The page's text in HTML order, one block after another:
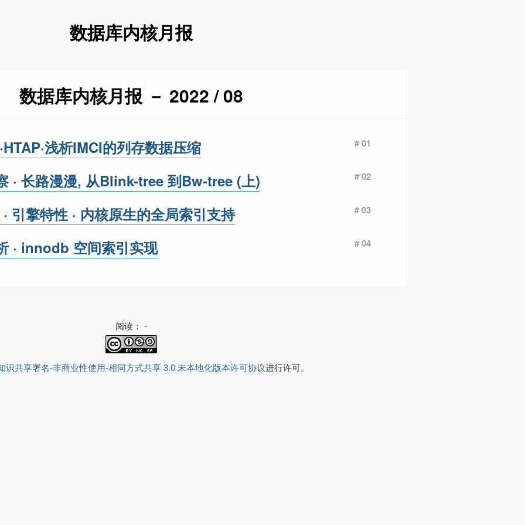
数据库内核月报
数据库内核月报 － 2022 / 08
# 01
浅析IMCI的列存数据压缩
# 02
· 长路漫漫, 从Blink-tree 到Bw-tree (上)
# 03
引擎特性 · 内核原生的全局索引支持
# 04
· innodb 空间索引实现
阅读： -
识共享署名-非商业性使用-相同方式共享 3.0 未本地化版本许可协议进行许可。